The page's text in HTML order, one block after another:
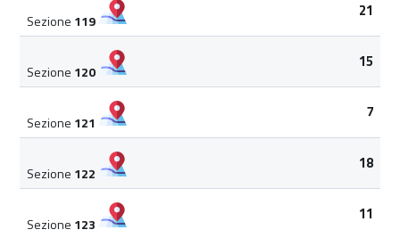
Sezione 119
21
Sezione 120
15
Sezione 121
7
Sezione 122
18
Sezione 123
11